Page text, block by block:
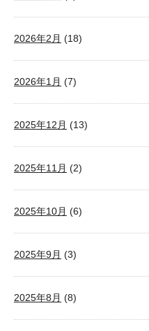
2026年2月 (18)
2026年1月 (7)
2025年12月 (13)
2025年11月 (2)
2025年10月 (6)
2025年9月 (3)
2025年8月 (8)